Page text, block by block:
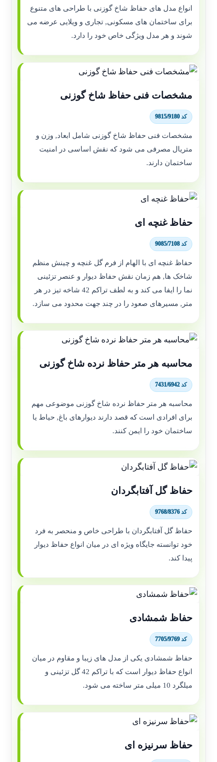
انواع مدل های حفاظ شاخ گوزنی با طراحی های متنوع
برای ساختمان های مسکونی, تجاری و ویلایی عرضه می
شوند و هر مدل ویژگی خاص خود را دارد.
مشخصات فنی حفاظ شاخ گوزنی
کد 9815/9180
مشخصات فنی حفاظ شاخ گوزنی شامل ابعاد, وزن و
متریال مصرفی می شود که نقش اساسی در امنیت
ساختمان دارند.
حفاظ غنچه ای
کد 9085/7108
حفاظ غنچه ای با الهام از فرم گل غنچه و چینش منظم
شاخک ها, هم زمان نقش حفاظ دیوار و عنصر تزئینی
نما را ایفا می کند و به لطف تراکم 42 شاخه تیز در هر
متر, مسیرهای صعود را در چند جهت محدود می سازد.
محاسبه هر متر حفاظ نرده شاخ گوزنی
کد 7431/6942
محاسبه هر متر حفاظ نرده شاخ گوزنی موضوعی مهم
برای افرادی است که قصد دارند دیوارهای باغ, حیاط یا
ساختمان خود را ایمن کنند.
حفاظ گل آفتابگردان
کد 9768/8376
حفاظ گل آفتابگردان با طراحی خاص و منحصر به فرد
خود توانسته جایگاه ویژه ای در میان انواع حفاظ دیوار
پیدا کند.
حفاظ شمشادی
کد 7705/9769
حفاظ شمشادی یکی از مدل های زیبا و مقاوم در میان
انواع حفاظ دیوار است که با تراکم 42 گل تزئینی و
میلگرد 10 میلی متر ساخته می شود.
حفاظ سرنیزه ای